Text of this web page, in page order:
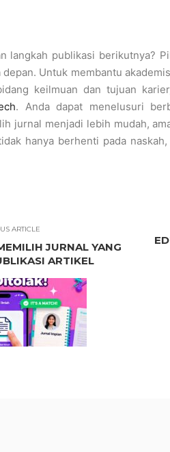
langkah publikasi berikutnya?
depan. Untuk membantu
keilmuan dan tujuan
. Anda dapat menelusuri
jurnal menjadi lebih mudah,
hanya berhenti pada
ARTICLE
JURNAL YANG
ARTIKEL